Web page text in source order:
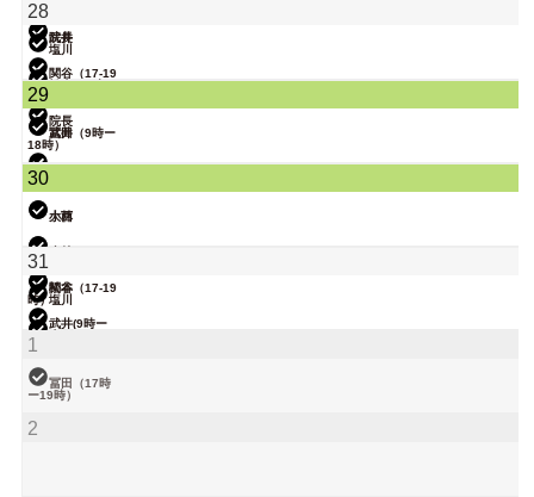
院長
武井
関谷（17-19
時）
院長
28
塩川
松本（9時ー
18時）
武井
関谷（17-19
時）
29
冨田（9時ー
18時）
小林
関谷（17-19
時）
30
大西
松本
武井(9時ー
18時)
時）
31
塩川
18時）
1
冨田（17時
ー19時）
2